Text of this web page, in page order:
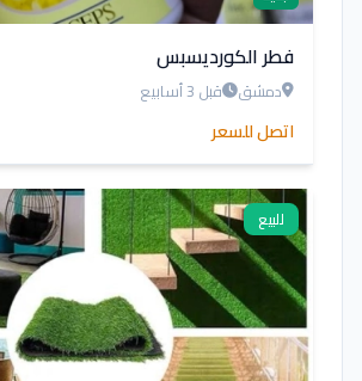
فطر الكورديسبس
دمشق قبل 3 أسابيع
اتصل للسعر
للبيع